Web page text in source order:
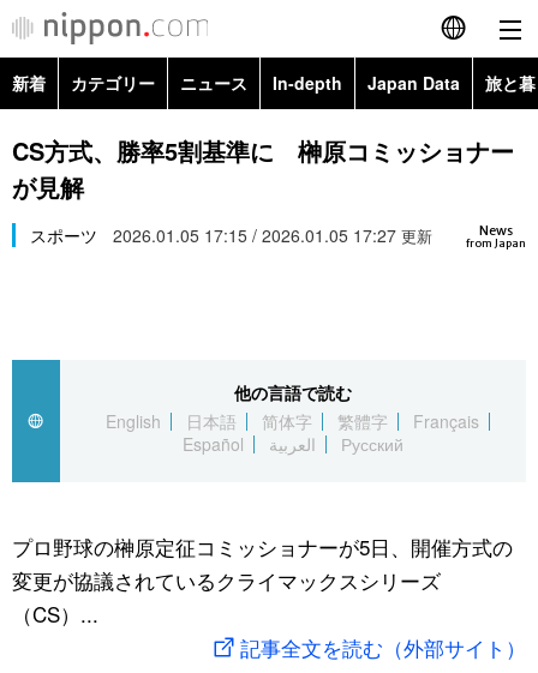
English
简体字
Русский
カテゴリー
経済・ビジネス
国際
文化
トップ
アーカイブ
In-depth
Japan Data
動画/Live
新着 カテゴリー ニュース In-depth Japan Data 旅と
政治・外交
経済・ビジネス
スポーツ・東京2020
Topics
CS方式、勝率5割基準に 榊原コミッショナー
が見解
News
from Japan
スポーツ 2026.01.05 17:15 / 2026.01.05 17:27 更新
他の言語で読む
English
日本語 简体字 繁體字
Français
Español
العربية Русский
プロ野球の榊原定征コミッショナーが5日、開催方式の
変更が協議されているクライマックスシリーズ
（CS）...
記事全文を読む（外部サイト）